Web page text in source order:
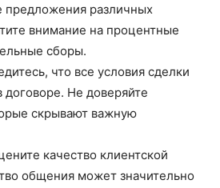
предложения различных
внимание на процентные
сборы.
что все условия сделки
договоре. Не доверяйте
скрывают важную
качество клиентской
общения может значительно